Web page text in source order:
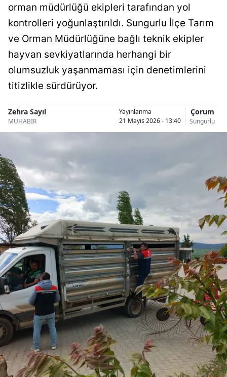
Bilecik
Bingöl
Bitlis
Bursa
Diyarbakır
Edirne
Elazığ
Erzincan
Erzurum
Eskişehir
Gaziantep
Giresun
orman müdürlüğü ekipleri tarafından yol
kontrolleri yoğunlaştırıldı. Sungurlu İlçe Tarım
ve Orman Müdürlüğüne bağlı teknik ekipler
hayvan sevkiyatlarında herhangi bir
olumsuzluk yaşanmaması için denetimlerini
titizlikle sürdürüyor.
Zehra Sayıl
MUHABİR
Yayınlanma
21 Mayıs 2026 - 13:40
Çorum
Sungurlu